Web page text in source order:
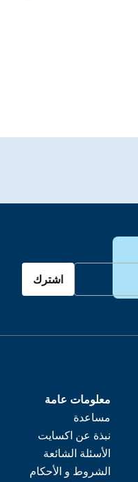
اشترك
معلومات عامة
مساعدة
نبذة عن اكسايت
الأسئلة الشائعة
الشروط و الأحكام